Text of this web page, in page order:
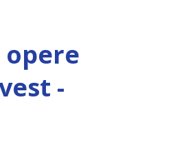
di averlo
al caso mio.
4. Ancora una
in italiano con
opere
-